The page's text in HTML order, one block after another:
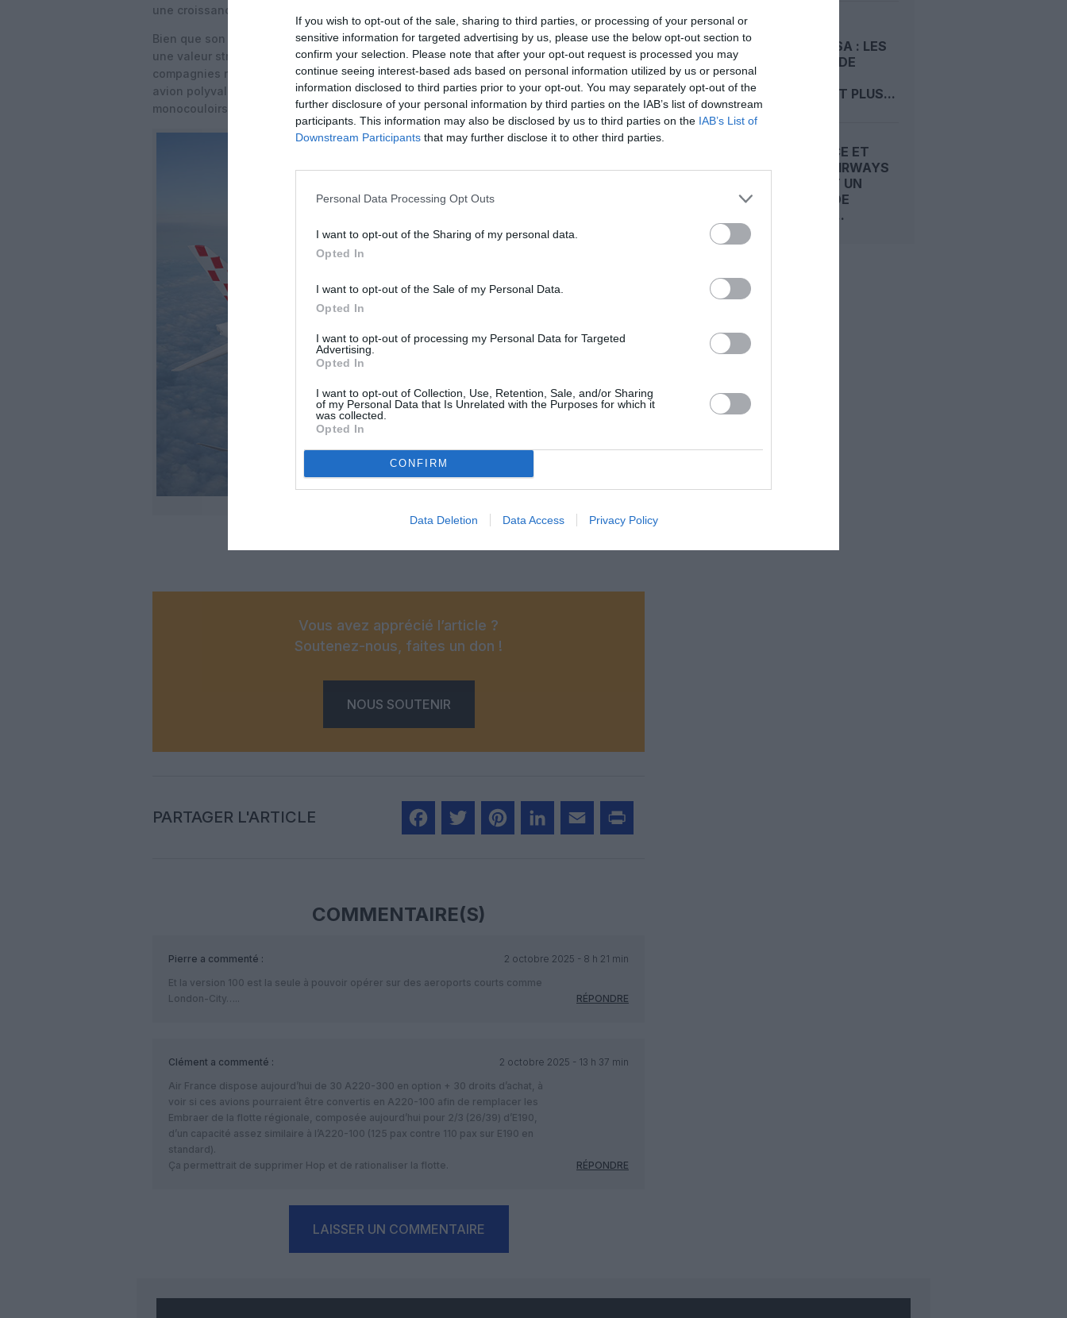
If you wish to opt-out of the sale, sharing to third parties, or processing of your personal or
sensitive information for targeted advertising by us, please use the below opt-out section to
confirm your selection. Please note that after your opt-out request is processed you may
continue seeing interest-based ads based on personal information utilized by us or personal
information disclosed to third parties prior to your opt-out. You may separately opt-out of the
further disclosure of your personal information by third parties on the IAB’s list of downstream
participants. This information may also be disclosed by us to third parties on the IAB’s List of
Downstream Participants that may further disclose it to other third parties.
Personal Data Processing Opt Outs
I want to opt-out of the Sharing of my personal data.
Opted In
I want to opt-out of the Sale of my Personal Data.
Opted In
I want to opt-out of processing my Personal Data for Targeted
Advertising.
Opted In
I want to opt-out of Collection, Use, Retention, Sale, and/or Sharing
of my Personal Data that Is Unrelated with the Purposes for which it
was collected.
Opted In
CONFIRM
Data Deletion Data Access Privacy Policy
une croissance de son trafic aérien, dopé par le tourisme.
Bien que son succès commercial reste modeste comparé au -300, l’A220-100 conserve
une valeur stratégique. Airbus continue à le proposer, notamment auprès des
compagnies régionales et des transporteurs nationaux de petite taille qui cherchent un
avion polyvalent remplaçant à la fois des jets régionaux (CRJ900, Embraer 190) et des
monocouloirs plus anciens de petite capacité (A318, 737-500/600).
Vous avez apprécié l’article ?
Soutenez-nous, faites un don !
NOUS SOUTENIR
PARTAGER L'ARTICLE
COMMENTAIRE(S)
Pierre a commenté :
2 octobre 2025 - 8 h 21 min
Et la version 100 est la seule à pouvoir opérer sur des aeroports courts comme
London-City…..
RÉPONDRE
Clément a commenté :
2 octobre 2025 - 13 h 37 min
Air France dispose aujourd’hui de 30 A220-300 en option + 30 droits d’achat, à
voir si ces avions pourraient être convertis en A220-100 afin de remplacer les
Embraer de la flotte régionale, composée aujourd’hui pour 2/3 (26/39) d’E190,
d’un capacité assez similaire à l’A220-100 (125 pax contre 110 pax sur E190 en
standard).
Ça permettrait de supprimer Hop et de rationaliser la flotte.
RÉPONDRE
LAISSER UN COMMENTAIRE
LUFTHANSA : LES
A220-100 DE
DEVRAIENT PLUS...
AIR FRANCE ET
CYPRUS AIRWAYS
SCELLENT UN
ACCORD DE
PARTAGE...